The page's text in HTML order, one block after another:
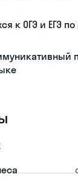
к ОГЭ и ЕГЭ